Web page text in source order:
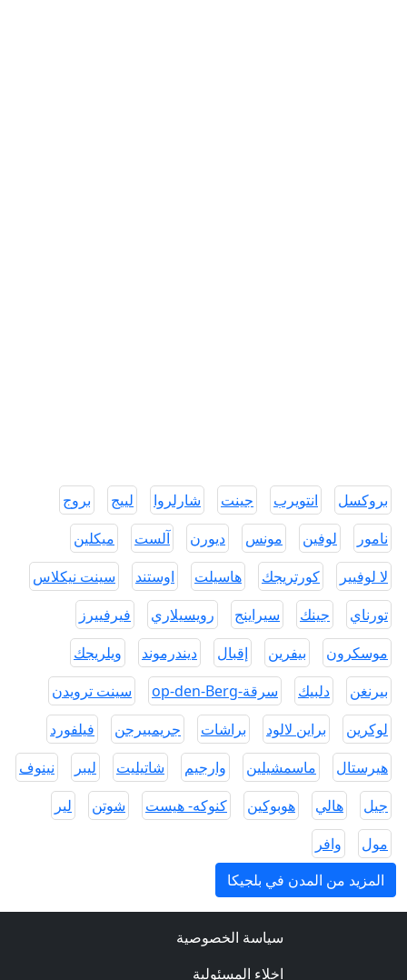
بروكسل انتويرب جينت شارلروا لييج
بروج
نامور
لوفين مونس ديورن آلست
ميكلين
لا لوفيير
كورتريجك هاسيلت اوستند
سينت نيكلاس
تورناي
جينك سيراينج رويسيلاري
فيرفييرز
موسكرون
بيفرين إقبال ديندرموند
ويلريجك
بيرنغن
دلبيك سرقة-op-den-Berg
سينت ترويدن
لوكرين
براين لالود براشات جريمبيرجن
فيلفورد
هيرستال
ماسمشيلين وارجيم شاتيليت ليبر
نينوف
جيل
هالي هوبوكين كنوكه- هيست شوتن
لير
مول
وافر
المزيد من المدن في بلجيكا
سياسة الخصوصية
اخلاء المسئولية